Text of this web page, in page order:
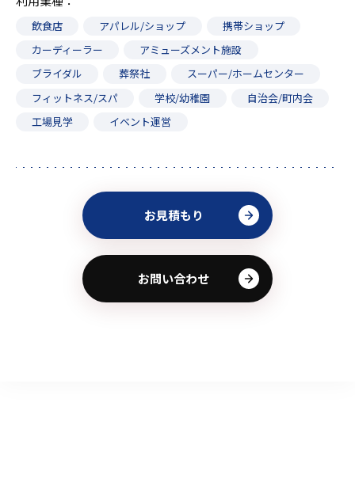
飲食店 アパレル/ショップ
携帯ショップ
カーディーラー
アミューズメント施設
ブライダル
葬祭社
スーパー/ホームセンター
フィットネス/スパ
学校/幼稚園
自治会/町内会
工場見学
イベント運営
お見積もり
お問い合わせ